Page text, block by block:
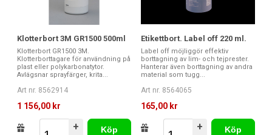
Klotterbort 3M GR1500 500ml
Klotterbort GR1500 3M.
Klotterborttagare för användning på
plast eller polykarbonatytor.
Avlägsnar sprayfärger, krita...
Art nr. 8562914
1 156,00 kr
+
Köp
Etikettbort. Label off 220 ml.
Label off möjliggör effektiv
borttagning av lim- och tejprester.
Hanterar även borttagning av andra
material som tugg...
Art nr. 8564065
165,00 kr
+
Köp